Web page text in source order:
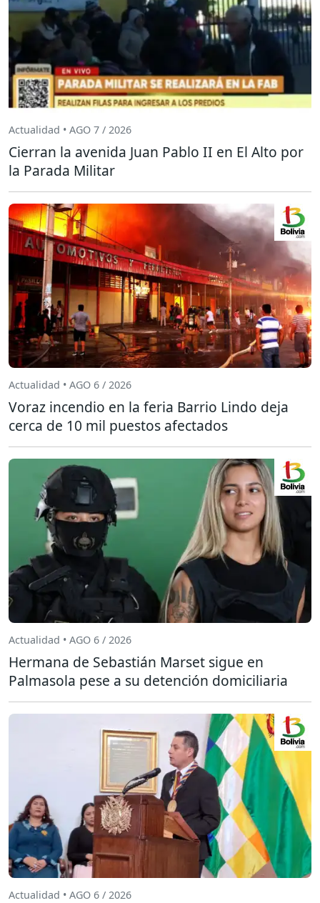
Actualidad • AGO 7 / 2026
Cierran la avenida Juan Pablo II en El Alto por
la Parada Militar
Actualidad • AGO 6 / 2026
Voraz incendio en la feria Barrio Lindo deja
cerca de 10 mil puestos afectados
Actualidad • AGO 6 / 2026
Hermana de Sebastián Marset sigue en
Palmasola pese a su detención domiciliaria
Actualidad • AGO 6 / 2026